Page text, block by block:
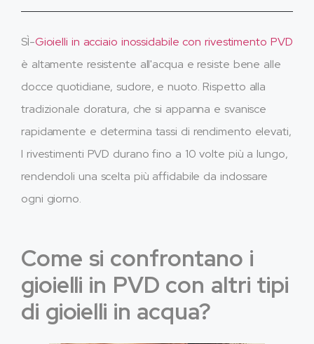
SÌ-Gioielli in acciaio inossidabile con rivestimento PVD
è altamente resistente all'acqua e resiste bene alle
docce quotidiane, sudore, e nuoto. Rispetto alla
tradizionale doratura, che si appanna e svanisce
rapidamente e determina tassi di rendimento elevati,
I rivestimenti PVD durano fino a 10 volte più a lungo,
rendendoli una scelta più affidabile da indossare
ogni giorno.
Come si confrontano i
gioielli in PVD con altri tipi
di gioielli in acqua?